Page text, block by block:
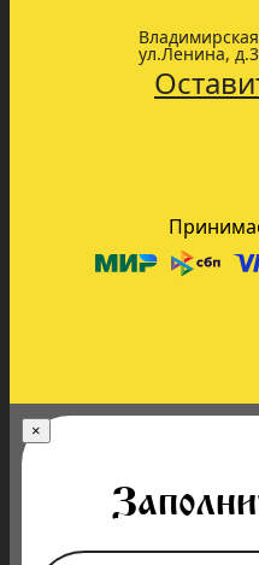
ул.Ленина, д.3
×